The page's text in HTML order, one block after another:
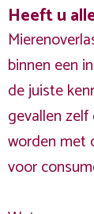
Heeft u
binnen een
de juiste
gevallen
worden met
voor